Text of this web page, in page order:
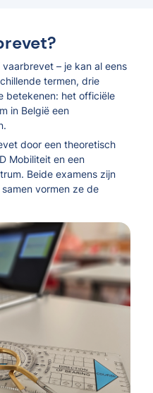
– je kan al eens
termen, drie
betekenen: het officiële
in België een
door een theoretisch
Mobiliteit en een
Beide examens zijn
vormen ze de